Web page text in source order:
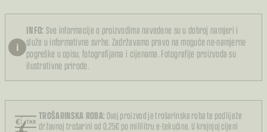
TROŠARINSKA ROBA: Ovaj proizvod je trošarinska roba te podliježe
državnoj trošarini od 0,25€ po mililitru e-tekućine. U krajnjoj cijeni
i
INFO: Sve informacije o proizvodima navedene su u dobroj namjeri i
služe u informativne svrhe. Zadržavamo pravo na moguće ne-namjerne
pogreške u opisu, fotografijama i cijenama. Fotografije proizvoda su
ilustrativne prirode.